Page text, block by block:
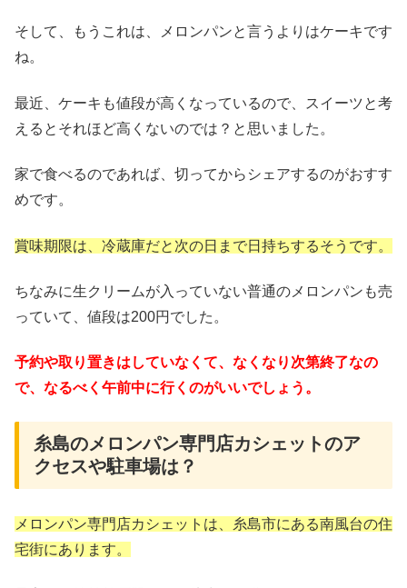
そして、もうこれは、メロンパンと言うよりはケーキです
ね。
最近、ケーキも値段が高くなっているので、スイーツと考
えるとそれほど高くないのでは？と思いました。
家で食べるのであれば、切ってからシェアするのがおすす
めです。
賞味期限は、冷蔵庫だと次の日まで日持ちするそうです。
ちなみに生クリームが入っていない普通のメロンパンも売
っていて、値段は200円でした。
予約や取り置きはしていなくて、なくなり次第終了なの
で、なるべく午前中に行くのがいいでしょう。
糸島のメロンパン専門店カシェットのア
クセスや駐車場は？
メロンパン専門店カシェットは、糸島市にある南風台の住
宅街にあります。